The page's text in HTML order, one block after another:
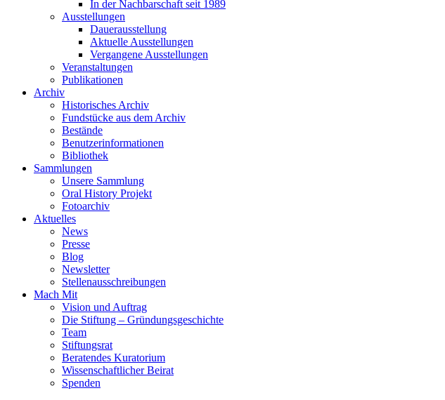
In der Nachbarschaft seit 1989
Ausstellungen
Dauerausstellung
Aktuelle Ausstellungen
Vergangene Ausstellungen
Veranstaltungen
Publikationen
Archiv
Historisches Archiv
Fundstücke aus dem Archiv
Bestände
Benutzerinformationen
Bibliothek
Sammlungen
Unsere Sammlung
Oral History Projekt
Fotoarchiv
Aktuelles
News
Presse
Blog
Newsletter
Stellenausschreibungen
Mach Mit
Vision und Auftrag
Die Stiftung – Gründungsgeschichte
Team
Stiftungsrat
Beratendes Kuratorium
Wissenschaftlicher Beirat
Spenden